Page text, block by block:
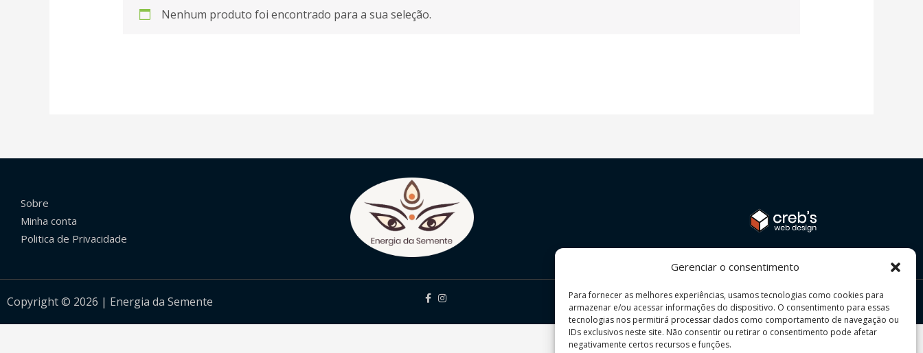
Gerenciar o consentimento
Para fornecer as melhores experiências, usamos tecnologias como cookies para
armazenar e/ou acessar informações do dispositivo. O consentimento para essas
tecnologias nos permitirá processar dados como comportamento de navegação ou
IDs exclusivos neste site. Não consentir ou retirar o consentimento pode afetar
negativamente certos recursos e funções.
Nenhum produto foi encontrado para a sua seleção.
Sobre
Minha conta
Politica de Privacidade
Copyright © 2026 | Energia da Semente